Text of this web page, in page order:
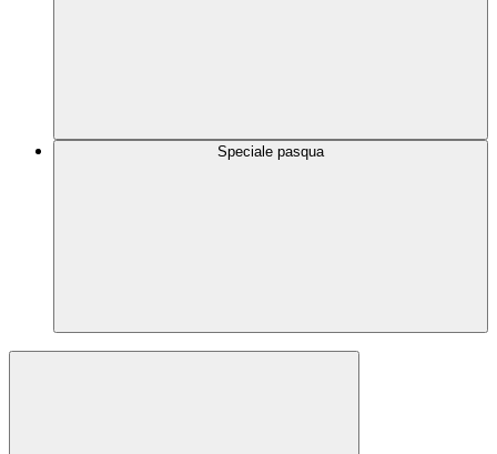
Speciale pasqua